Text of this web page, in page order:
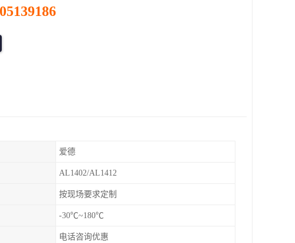
爱德
AL1402/AL1412
按现场要求定制
-30℃~180℃
电话咨询优惠